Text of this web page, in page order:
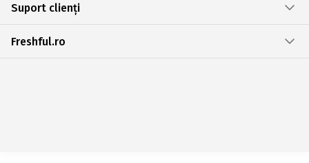
Suport clienți
Freshful.ro